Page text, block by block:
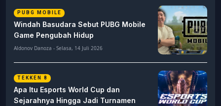
PUBG MOBILE
Windah Basudara Sebut PUBG Mobile
Game Pengubah Hidup
Aldonov Danoza - Selasa, 14 Juli 2026
TEKKEN 8
Apa Itu Esports World Cup dan
Sejarahnya Hingga Jadi Turnamen